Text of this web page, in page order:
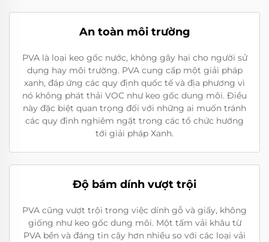
An toàn môi trường
PVA là loại keo gốc nước, không gây hại cho người sử
dụng hay môi trường. PVA cung cấp một giải pháp
xanh, đáp ứng các quy định quốc tế và địa phương vì
nó không phát thải VOC như keo gốc dung môi. Điều
này đặc biệt quan trọng đối với những ai muốn tránh
các quy định nghiêm ngặt trong các tổ chức hướng
tới giải pháp Xanh.
Độ bám dính vượt trội
PVA cũng vượt trội trong việc dính gỗ và giấy, không
giống như keo gốc dung môi. Một tấm vải khâu từ
PVA bền và đáng tin cậy hơn nhiều so với các loại vải